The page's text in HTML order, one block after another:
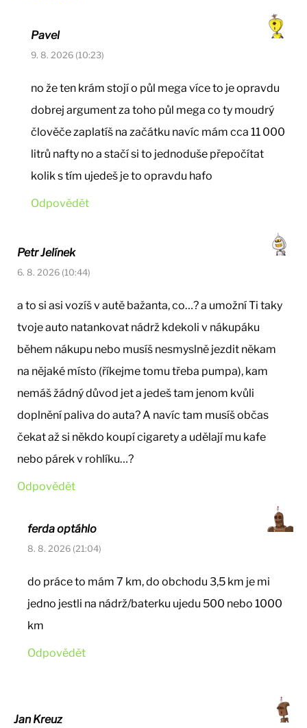
Pavel
9. 8. 2026 (10:23)
no že ten krám stojí o půl mega více to je opravdu
dobrej argument za toho půl mega co ty moudrý
člověče zaplatíš na začátku navíc mám cca 11 000
litrů nafty no a stačí si to jednoduše přepočítat
kolik s tím ujedeš je to opravdu hafo
Odpovědět
Petr Jelínek
6. 8. 2026 (10:44)
a to si asi vozíš v autě bažanta, co…? a umožní Ti taky
tvoje auto natankovat nádrž kdekoli v nákupáku
během nákupu nebo musíš nesmyslně jezdit někam
na nějaké místo (říkejme tomu třeba pumpa), kam
nemáš žádný důvod jet a jedeš tam jenom kvůli
doplnění paliva do auta? A navíc tam musíš občas
čekat až si někdo koupí cigarety a udělají mu kafe
nebo párek v rohlíku…?
Odpovědět
ferda optáhlo
8. 8. 2026 (21:04)
do práce to mám 7 km, do obchodu 3,5 km je mi
jedno jestli na nádrž/baterku ujedu 500 nebo 1000
km
Odpovědět
Jan Kreuz